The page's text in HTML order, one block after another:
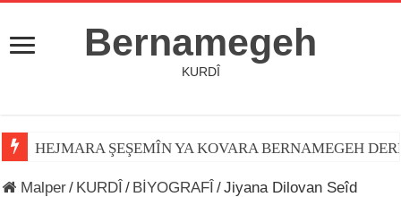
Bernamegeh
KURDÎ
HEJMARA ŞEŞEMÎN YA KOVARA BERNAMEGEH
Malper/ KURDÎ / BİYOGRAFÎ /Jiyana Dilovan Seîd